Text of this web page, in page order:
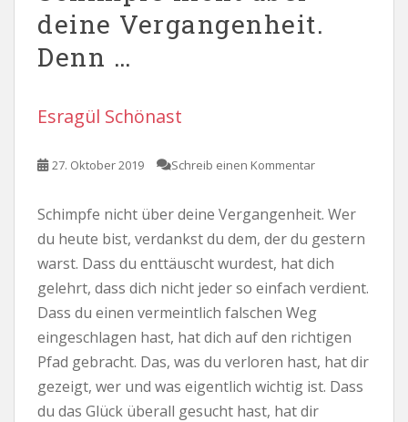
deine Vergangenheit.
Denn …
Esragül Schönast
27. Oktober 2019 Schreib einen Kommentar
Schimpfe nicht über deine Vergangenheit. Wer
du heute bist, verdankst du dem, der du gestern
warst. Dass du enttäuscht wurdest, hat dich
gelehrt, dass dich nicht jeder so einfach verdient.
Dass du einen vermeintlich falschen Weg
eingeschlagen hast, hat dich auf den richtigen
Pfad gebracht. Das, was du verloren hast, hat dir
gezeigt, wer und was eigentlich wichtig ist. Dass
du das Glück überall gesucht hast, hat dir